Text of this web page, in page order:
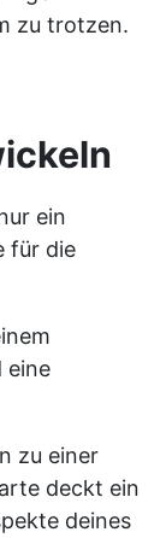
zu trotzen.
ein
für die
eine
zu einer
deckt ein
deines